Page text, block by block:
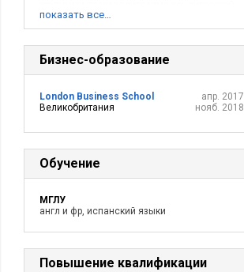
отрасли, мороженого и безалкогольной
индустрии, а также детского питания на
компаниями (Nestle, Unilever, PepsiCo,
Kellogg’s, Mondelez) и крупными локальными
показать все…
Бизнес-образование
London Business School
Великобритания
апр. 2017
нояб. 2018
Обучение
МГЛУ
англ и фр, испанский языки
Повышение квалификации